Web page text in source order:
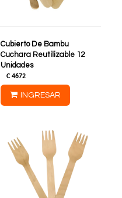
Cubierto De Bambu
Cuchara Reutilizable 12
Unidades
C 4672
INGRESAR